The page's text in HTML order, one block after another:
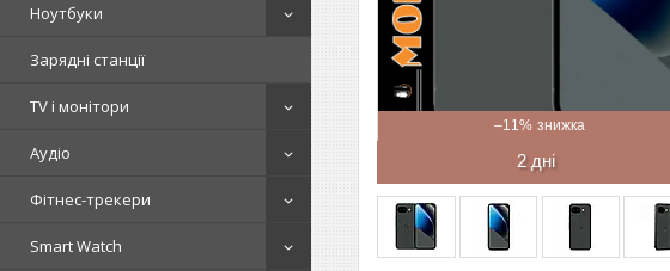
Ноутбуки
Зарядні станції
TV і монітори
Аудіо
Фітнес-трекери
Smart Watch
–11%
2 дні